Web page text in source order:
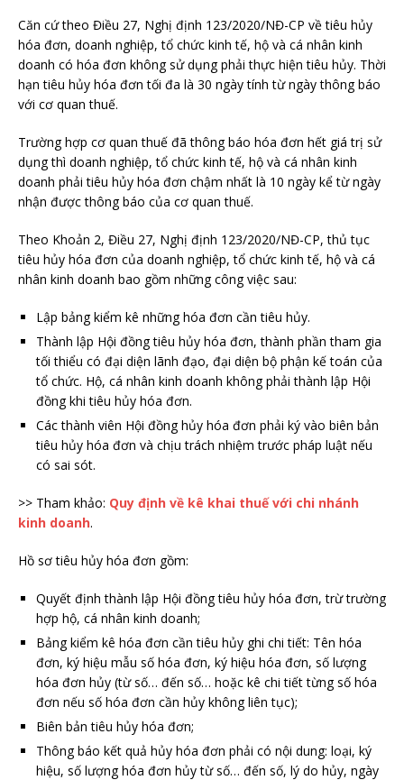
Căn cứ theo Điều 27, Nghị định 123/2020/NĐ-CP về tiêu hủy
hóa đơn, doanh nghiệp, tổ chức kinh tế, hộ và cá nhân kinh
doanh có hóa đơn không sử dụng phải thực hiện tiêu hủy. Thời
hạn tiêu hủy hóa đơn tối đa là 30 ngày tính từ ngày thông báo
với cơ quan thuế.
Trường hợp cơ quan thuế đã thông báo hóa đơn hết giá trị sử
dụng thì doanh nghiệp, tổ chức kinh tế, hộ và cá nhân kinh
doanh phải tiêu hủy hóa đơn chậm nhất là 10 ngày kể từ ngày
nhận được thông báo của cơ quan thuế.
Theo Khoản 2, Điều 27, Nghị định 123/2020/NĐ-CP, thủ tục
tiêu hủy hóa đơn của doanh nghiệp, tổ chức kinh tế, hộ và cá
nhân kinh doanh bao gồm những công việc sau:
Lập bảng kiểm kê những hóa đơn cần tiêu hủy.
Thành lập Hội đồng tiêu hủy hóa đơn, thành phần tham gia
tối thiểu có đại diện lãnh đạo, đại diện bộ phận kế toán của
tổ chức. Hộ, cá nhân kinh doanh không phải thành lập Hội
đồng khi tiêu hủy hóa đơn.
Các thành viên Hội đồng hủy hóa đơn phải ký vào biên bản
tiêu hủy hóa đơn và chịu trách nhiệm trước pháp luật nếu
có sai sót.
>> Tham khảo: Quy định về kê khai thuế với chi nhánh
kinh doanh.
Hồ sơ tiêu hủy hóa đơn gồm:
Quyết định thành lập Hội đồng tiêu hủy hóa đơn, trừ trường
hợp hộ, cá nhân kinh doanh;
Bảng kiểm kê hóa đơn cần tiêu hủy ghi chi tiết: Tên hóa
đơn, ký hiệu mẫu số hóa đơn, ký hiệu hóa đơn, số lượng
hóa đơn hủy (từ số… đến số… hoặc kê chi tiết từng số hóa
đơn nếu số hóa đơn cần hủy không liên tục);
Biên bản tiêu hủy hóa đơn;
Thông báo kết quả hủy hóa đơn phải có nội dung: loại, ký
hiệu, số lượng hóa đơn hủy từ số… đến số, lý do hủy, ngày